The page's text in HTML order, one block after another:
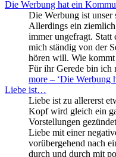
Die Werbung hat ein
Die Werbung ist
Allerdings ein
immer ungefragt. Statt
mich ständig von der
hören will. Wie kommt
Für ihr Gerede bin
more – ‘Die Werbung
Liebe ist…
Liebe ist zu allererst
Kopf wird gleich ein
Vorstellungen
Liebe mit einer
vorübergehend nach
durch und durch mit